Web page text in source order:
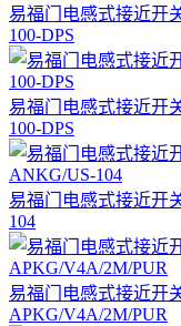
易福门电感式接近开
100-DPS
易福门电感式接近开
100-DPS
易福门电感式接近开
104
易福门电感式接近开
APKG/V4A/2M/PUR